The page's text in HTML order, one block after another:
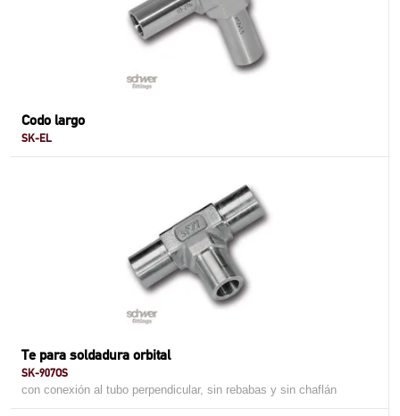
Codo largo
SK-EL
Te para soldadura orbital
SK-907OS
con conexión al tubo perpendicular, sin rebabas y sin chaflán